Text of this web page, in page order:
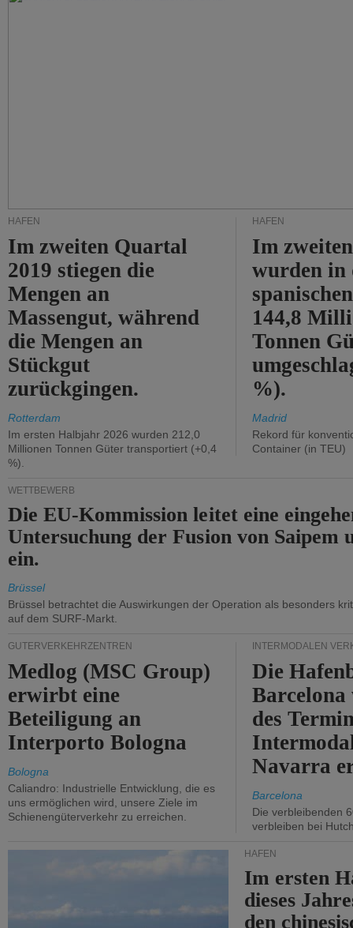
HÄFEN
Im zweiten Quartal
2019 stiegen die
Mengen an
Massengut, während
die Mengen an
Stückgut
zurückgingen.
Rotterdam
Im ersten Halbjahr 2026 wurden 212,0
Millionen Tonnen Güter transportiert (+0,4
%).
HÄFEN
Im
wurden in
144,8
Tonnen
%).
Madrid
Rekord für
Container (in TEU)
WETTBEWERB
Die EU-Kommission leitet eine
Untersuchung der Fusion von Saipem
ein.
Brüssel
Brüssel betrachtet die Auswirkungen der Operation als besonders
auf dem SURF-Markt.
GÜTERVERKEHRZENTREN
Medlog (MSC Group)
erwirbt eine
Beteiligung an
Interporto Bologna
Bologna
Caliandro: Industrielle Entwicklung, die es
uns ermöglichen wird, unsere Ziele im
Schienengüterverkehr zu erreichen.
INTERMODALEN
Die
des
Navarra
Barcelona
Die verbleibenden
verbleiben bei
HÄFEN
Im ersten
dieses
den